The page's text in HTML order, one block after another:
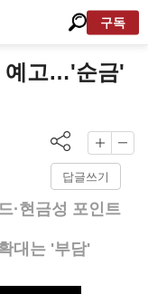
구독
예고…'순금'
답글쓰기
·현금성 포인트
대는 '부담'